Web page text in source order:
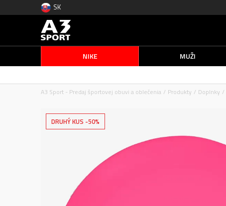
SK
NIKE MUŽI
A3 Sport - Predaj športovej obuvi a oblečenia
Produkty Doplnky
DRUHÝ KUS -50%